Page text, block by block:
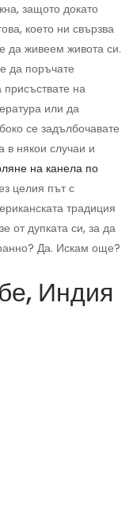
защото докато
което ни свързва
да живеем живота си.
да поръчате
на
или да
се задълбочавате
в някои случаи и
на канела по
целия път с
традиция
от дупката си, за да
Да. Искам още?
Индия